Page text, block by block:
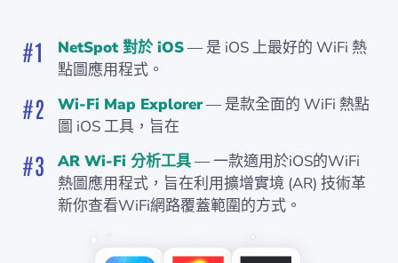
NetSpot 對於 iOS— 是 iOS 上最好的 WiFi 熱
點圖應用程式。
Wi-Fi Map Explorer— 是款全面的 WiFi 熱點
圖 iOS 工具，旨在
AR Wi-Fi 分析工具— 一款適用於iOS的WiFi
熱圖應用程式，旨在利用擴增實境 (AR) 技術革
新你查看WiFi網路覆蓋範圍的方式。